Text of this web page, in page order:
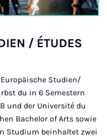
/ ÉTUDES
Studien/
du in 6 Semestern
und der Université du
Bachelor of Arts sowie
Studium beinhaltet zwei